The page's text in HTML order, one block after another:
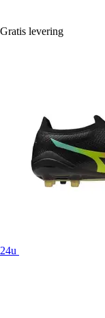
Gratis levering
24u